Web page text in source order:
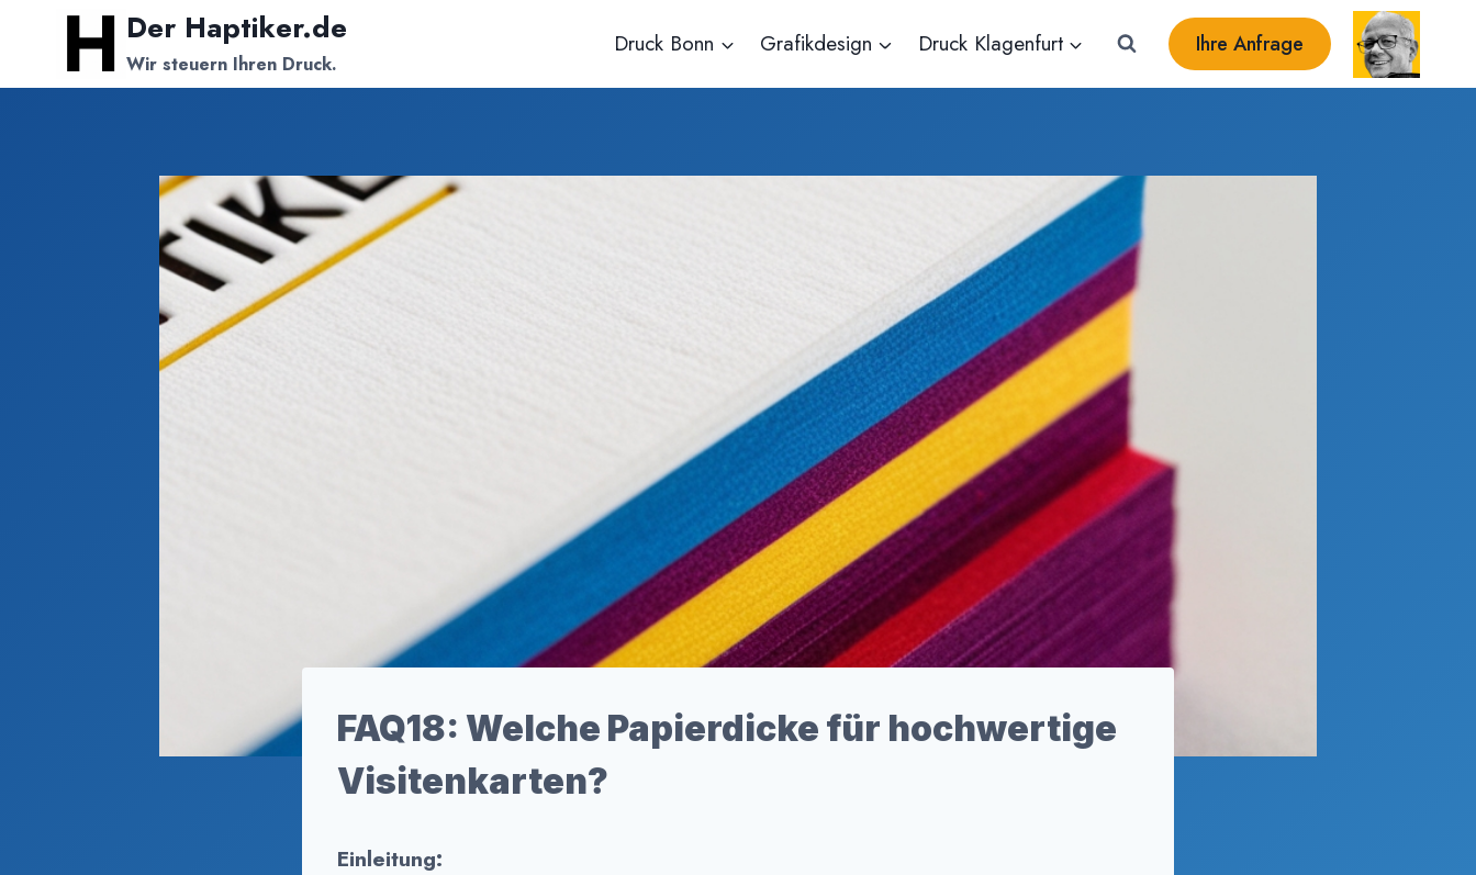
springen
Der Haptiker.de
Wir steuern Ihren Druck.
Druck Bonn Grafikdesign Druck Klagenfurt Ihre Anfrage
FAQ18: Welche Papierdicke für hochwertige
Visitenkarten?
Einleitung: